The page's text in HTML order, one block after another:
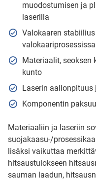
muodostumisen ja
laserilla
Valokaaren
valokaariprosessissa
Materiaalit, seoksen
kunto
Laserin aallonpituus
Komponentin
Materiaaliin ja laseriin
suojakaasu-/
lisäksi vaikuttaa
hitsaustulokseen
sauman laadun,